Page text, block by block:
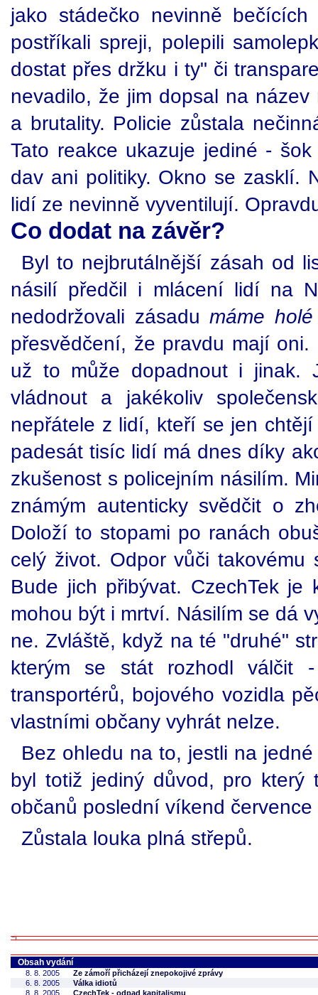
jako stádečko nevinně
postříkali spreji, polepili
dostat přes držku i ty" či
nevadilo, že jim dopsal na
a brutality. Policie zůstala
Tato reakce ukazuje jediné -
dav ani politiky. Okno se zasklí.
lidí ze nevinně vyventilují.
Co dodat na závěr?
Byl to nejbrutálnější zásah od
násilí předčil i mlácení lidí na
nedodržovali zásadumáme
přesvědčení, že pravdu mají
už to může dopadnout i jinak.
vládnout a jakékoliv
nepřátele z lidí, kteří se jen
padesát tisíc lidí má dnes díky
zkušenost s policejním násilím.
známým autenticky svědčit o
Doloží to stopami po ranách
celý život. Odpor vůči takovému
Bude jich přibývat. CzechTek
mohou být i mrtví. Násilím se dá
ne. Zvláště, když na té "druhé"
kterým se stát rozhodl válčit
transportérů, bojového vozidla
vlastními občany vyhrát nelze.
Bez ohledu na to, jestli na
byl totiž jediný důvod, pro který
občanů poslední víkend
Zůstala louka plná střepů.
Obsah vydání
8. 8. 2005
Ze zámoří přicházejí znepokojivé zprávy
6. 8. 2005
Válka idiotů
8. 8. 2005
CzechTek - odpad kapitalismu